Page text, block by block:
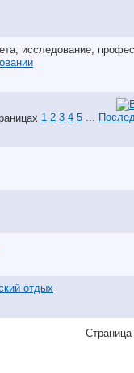
1 2 3 4 5 ...
отдых
Страница